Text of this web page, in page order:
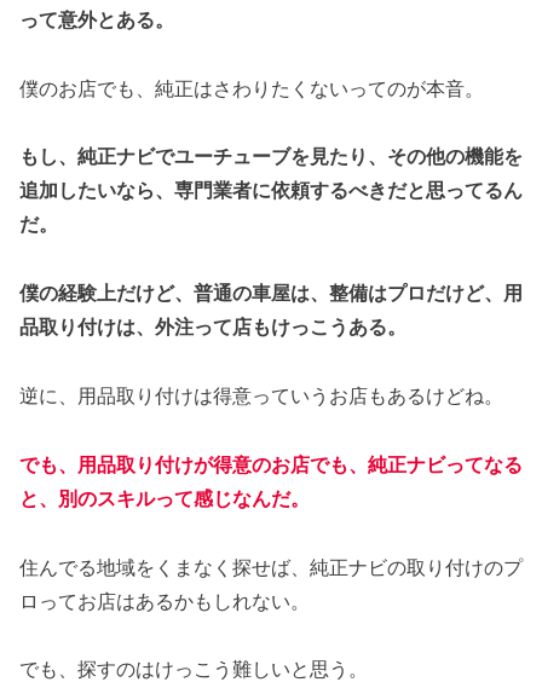
って意外とある。
僕のお店でも、純正はさわりたくないってのが本音。
もし、純正ナビでユーチューブを見たり、その他の機能を
追加したいなら、専門業者に依頼するべきだと思ってるん
だ。
僕の経験上だけど、普通の車屋は、整備はプロだけど、用
品取り付けは、外注って店もけっこうある。
逆に、用品取り付けは得意っていうお店もあるけどね。
でも、 用品取り付けが得意のお店でも、純正ナビってなる
と、別のスキルって感じなんだ。
住んでる地域をくまなく探せば、純正ナビの取り付けのプ
ロってお店はあるかもしれない。
でも、探すのはけっこう難しいと思う。